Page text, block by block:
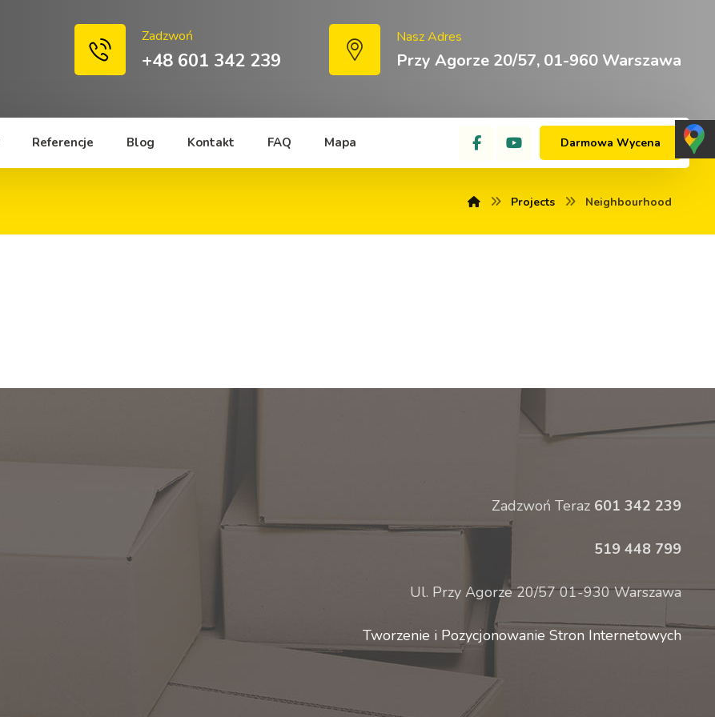
Nasz Adres
Przy Agorze 20/57, 01-960 Warszawa
Zadzwoń
+48 601 342 239
Referencje Blog Kontakt FAQ Mapa Darmowa Wycena
Projects Neighbourhood
Zadzwoń Teraz 601 342 239
519 448 799
Ul. Przy Agorze 20/57 01-930 Warszawa
Tworzenie i Pozycjonowanie Stron Internetowych